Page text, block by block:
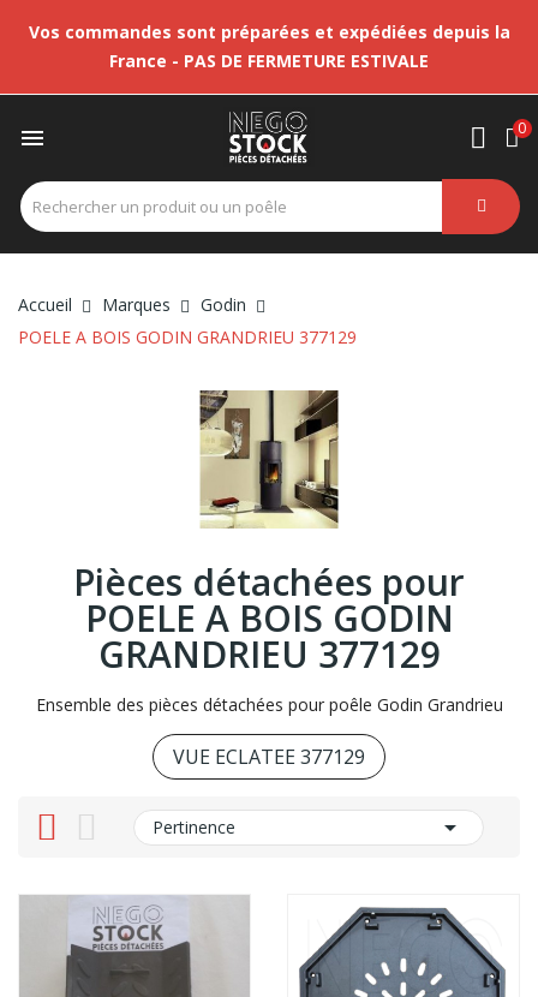
Vos commandes sont préparées et expédiées depuis la
France - PAS DE FERMETURE ESTIVALE
 0
Accueil Marques
Godin
POELE A BOIS GODIN GRANDRIEU 377129
Pièces détachées pour
POELE A BOIS GODIN
GRANDRIEU 377129
Ensemble des pièces détachées pour poêle Godin Grandrieu
VUE ECLATEE 377129
Pertinence 